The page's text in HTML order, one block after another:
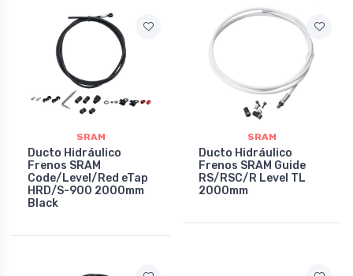
SRAM
Ducto Hidráulico
Frenos SRAM
Code/Level/Red eTap
HRD/S-900 2000mm
Black
SRAM
Ducto Hidráulico
Frenos SRAM Guide
RS/RSC/R Level TL
2000mm